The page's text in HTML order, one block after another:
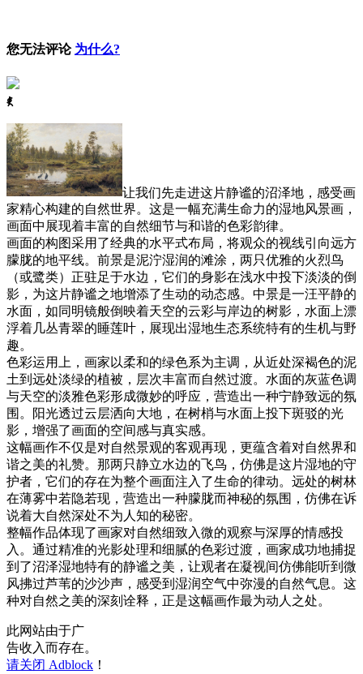
您无法评论 为什么?
ꈅ
让我们先走进这片静谧的沼泽地，感受画
家精心构建的自然世界。这是一幅充满生命力的湿地风景画，
画面中展现着丰富的自然细节与和谐的色彩韵律。
画面的构图采用了经典的水平式布局，将观众的视线引向远方
朦胧的地平线。前景是泥泞湿润的滩涂，两只优雅的火烈鸟
（或鹭类）正驻足于水边，它们的身影在浅水中投下淡淡的倒
影，为这片静谧之地增添了生动的动态感。中景是一汪平静的
水面，如同明镜般倒映着天空的云彩与岸边的树影，水面上漂
浮着几丛青翠的睡莲叶，展现出湿地生态系统特有的生机与野
趣。
色彩运用上，画家以柔和的绿色系为主调，从近处深褐色的泥
土到远处淡绿的植被，层次丰富而自然过渡。水面的灰蓝色调
与天空的淡雅色彩形成微妙的呼应，营造出一种宁静致远的氛
围。阳光透过云层洒向大地，在树梢与水面上投下斑驳的光
影，增强了画面的空间感与真实感。
这幅画作不仅是对自然景观的客观再现，更蕴含着对自然界和
谐之美的礼赞。那两只静立水边的飞鸟，仿佛是这片湿地的守
护者，它们的存在为整个画面注入了生命的律动。远处的树林
在薄雾中若隐若现，营造出一种朦胧而神秘的氛围，仿佛在诉
说着大自然深处不为人知的秘密。
整幅作品体现了画家对自然细致入微的观察与深厚的情感投
入。通过精准的光影处理和细腻的色彩过渡，画家成功地捕捉
到了沼泽湿地特有的静谧之美，让观者在凝视间仿佛能听到微
风拂过芦苇的沙沙声，感受到湿润空气中弥漫的自然气息。这
种对自然之美的深刻诠释，正是这幅画作最为动人之处。
此网站由于广
告收入而存在。
请关闭 Adblock ！